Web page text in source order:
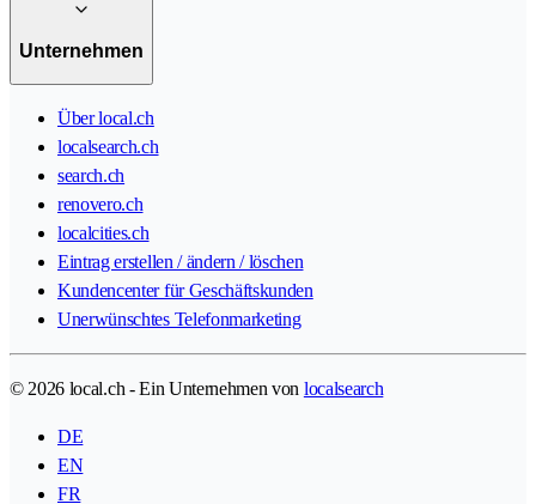
Unternehmen
Über local.ch
localsearch.ch
search.ch
renovero.ch
localcities.ch
Eintrag erstellen / ändern / löschen
Kundencenter für Geschäftskunden
Unerwünschtes Telefonmarketing
© 2026 local.ch - Ein Unternehmen von localsearch
DE
EN
FR